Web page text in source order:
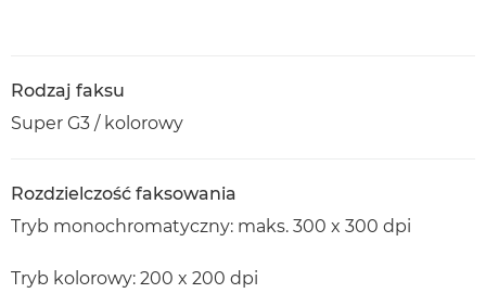
Rodzaj faksu
Super G3 / kolorowy
Rozdzielczość faksowania
Tryb monochromatyczny: maks. 300 x 300 dpi
Tryb kolorowy: 200 x 200 dpi